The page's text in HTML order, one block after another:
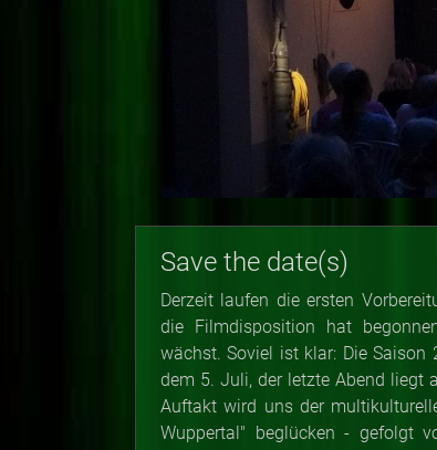
Save the date(s)
Derzeit laufen die ersten
die Filmdisposition hat
wächst. Soviel ist klar: Die Saison
dem 5. Juli, der letzte Abend liegt
Auftakt wird uns der
Wuppertal" beglücken - gefolgt